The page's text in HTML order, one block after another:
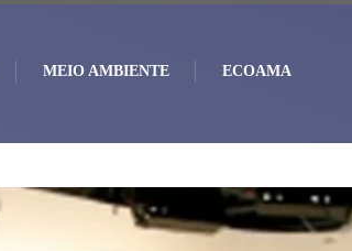
MEIO AMBIENTE ECOAMA